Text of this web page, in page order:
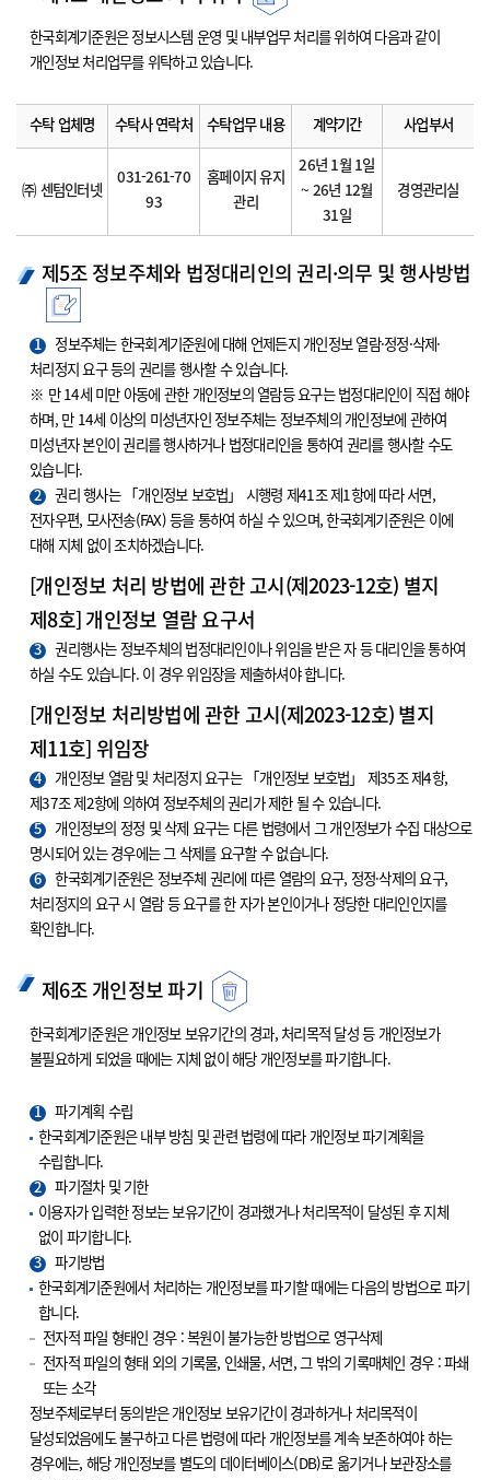
한국회계기준원은 정보시스템 운영 및 내부업무 처리를 위하여 다음과 같이
개인정보 처리업무를 위탁하고 있습니다.
수탁 업체명 수탁사 연락처 수탁업무 내용 계약기간 사업부서
㈜ 센텀인터넷
031-261-70
93
홈페이지 유지
관리
26년 1월 1일
~ 26년 12월
31일
경영관리실
제5조 정보주체와 법정대리인의 권리·의무 및 행사방법
1
정보주체는 한국회계기준원에 대해 언제든지 개인정보 열람·정정·삭제·
처리정지 요구 등의 권리를 행사할 수 있습니다.
※ 만 14세 미만 아동에 관한 개인정보의 열람등 요구는 법정대리인이 직접 해야
하며, 만 14세 이상의 미성년자인 정보주체는 정보주체의 개인정보에 관하여
미성년자 본인이 권리를 행사하거나 법정대리인을 통하여 권리를 행사할 수도
있습니다.
2
권리 행사는 「개인정보 보호법」 시행령 제41조 제1항에 따라 서면,
전자우편, 모사전송(FAX) 등을 통하여 하실 수 있으며, 한국회계기준원은 이에
대해 지체 없이 조치하겠습니다.
[개인정보 처리 방법에 관한 고시(제2023-12호) 별지
제8호] 개인정보 열람 요구서
3
권리행사는 정보주체의 법정대리인이나 위임을 받은 자 등 대리인을 통하여
하실 수도 있습니다. 이 경우 위임장을 제출하셔야 합니다.
[개인정보 처리방법에 관한 고시(제2023-12호) 별지
제11호] 위임장
4
개인정보 열람 및 처리정지 요구는 「개인정보 보호법」 제35조 제4항,
제37조 제2항에 의하여 정보주체의 권리가 제한 될 수 있습니다.
5
개인정보의 정정 및 삭제 요구는 다른 법령에서 그 개인정보가 수집 대상으로
명시되어 있는 경우에는 그 삭제를 요구할 수 없습니다.
6
한국회계기준원은 정보주체 권리에 따른 열람의 요구, 정정·삭제의 요구,
처리정지의 요구 시 열람 등 요구를 한 자가 본인이거나 정당한 대리인인지를
확인합니다.
제6조 개인정보 파기
한국회계기준원은 개인정보 보유기간의 경과, 처리목적 달성 등 개인정보가
불필요하게 되었을 때에는 지체 없이 해당 개인정보를 파기합니다.
1
파기계획 수립
한국회계기준원은 내부 방침 및 관련 법령에 따라 개인정보 파기계획을
수립합니다.
2
파기절차 및 기한
이용자가 입력한 정보는 보유기간이 경과했거나 처리목적이 달성된 후 지체
없이 파기합니다.
3
파기방법
한국회계기준원에서 처리하는 개인정보를 파기할 때에는 다음의 방법으로 파기
합니다.
전자적 파일 형태인 경우 : 복원이 불가능한 방법으로 영구삭제
전자적 파일의 형태 외의 기록물, 인쇄물, 서면, 그 밖의 기록매체인 경우 : 파쇄
또는 소각
정보주체로부터 동의받은 개인정보 보유기간이 경과하거나 처리목적이
달성되었음에도 불구하고 다른 법령에 따라 개인정보를 계속 보존하여야 하는
경우에는, 해당 개인정보를 별도의 데이터베이스(DB)로 옮기거나 보관장소를